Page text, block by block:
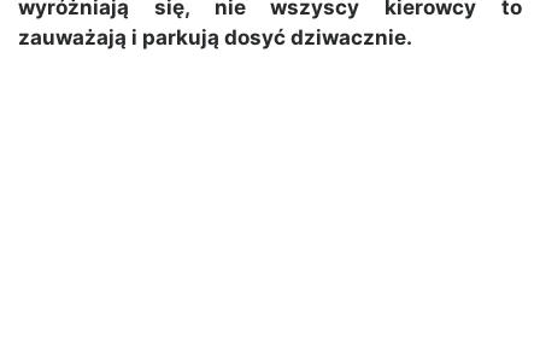
wyróżniają się, nie wszyscy kierowcy to
zauważają i parkują dosyć dziwacznie.